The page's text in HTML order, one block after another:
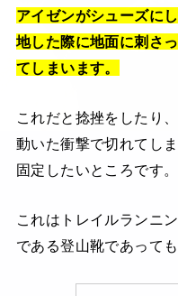
アイゼンがシューズに
地した際に地面に刺さ
てしまいます。
これだと捻挫をしたり
動いた衝撃で切れてし
固定したいところです。
これはトレイルランニ
である登山靴であっても